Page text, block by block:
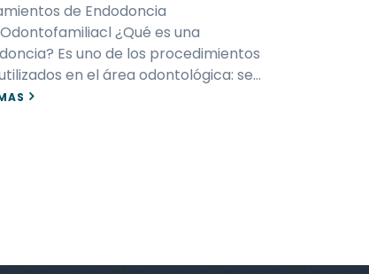
de Endodoncia
¿Qué es una
Es uno de los procedimientos
en el área odontológica: se…